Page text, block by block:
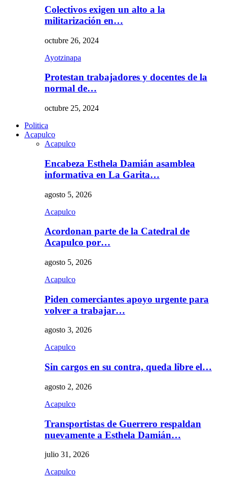
Colectivos exigen un alto a la
militarización en…
octubre 26, 2024
Ayotzinapa
Protestan trabajadores y docentes de la
normal de…
octubre 25, 2024
Politica
Acapulco
Acapulco
Encabeza Esthela Damián asamblea
informativa en La Garita…
agosto 5, 2026
Acapulco
Acordonan parte de la Catedral de
Acapulco por…
agosto 5, 2026
Acapulco
Piden comerciantes apoyo urgente para
volver a trabajar…
agosto 3, 2026
Acapulco
Sin cargos en su contra, queda libre el…
agosto 2, 2026
Acapulco
Transportistas de Guerrero respaldan
nuevamente a Esthela Damián…
julio 31, 2026
Acapulco